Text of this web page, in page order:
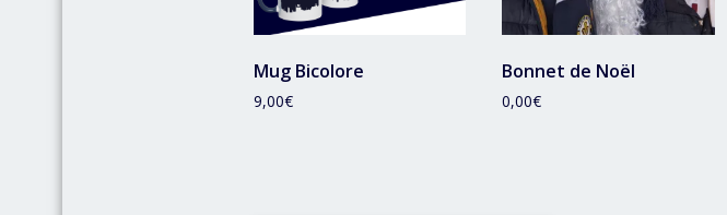
Mug Bicolore
9,00€
Bonnet de Noël
0,00€